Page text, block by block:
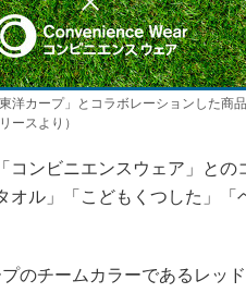
洋カープ」とコラボレーションした商
ースより）
ンビニエンスウェア」との
オル」「こどもくつした」「
のチームカラーであるレッ